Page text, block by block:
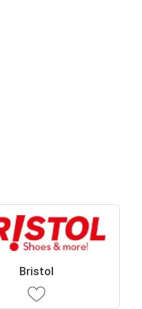
Bristol